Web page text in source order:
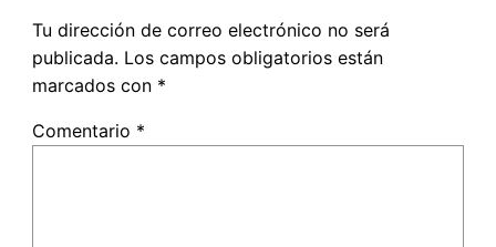
Tu dirección de correo electrónico no será
publicada. Los campos obligatorios están
marcados con *
Comentario *